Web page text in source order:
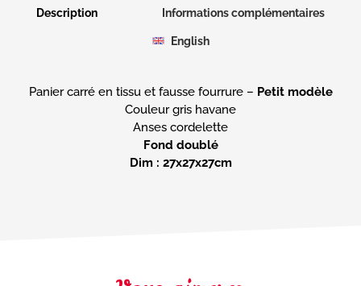
Description Informations complémentaires
English
Panier carré en tissu et fausse fourrure – Petit modèle
Couleur gris havane
Fond doublé
Dim : 27x27x27cm